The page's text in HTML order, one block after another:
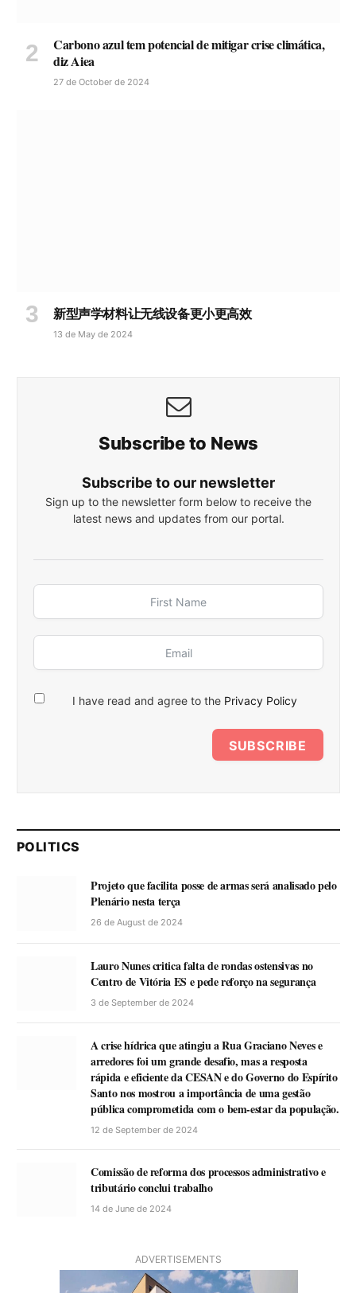
Carbono azul tem potencial de mitigar crise climática,
diz Aiea
27 de October de 2024
新型声学材料让无线设备更小更高效
13 de May de 2024
Subscribe to News
Subscribe to our newsletter
Sign up to the newsletter form below to receive the
latest news and updates from our portal.
I have read and agree to the Privacy Policy
SUBSCRIBE
POLITICS
Projeto que facilita posse de armas será analisado pelo
Plenário nesta terça
26 de August de 2024
Lauro Nunes critica falta de rondas ostensivas no
Centro de Vitória ES e pede reforço na segurança
3 de September de 2024
A crise hídrica que atingiu a Rua Graciano Neves e
arredores foi um grande desafio, mas a resposta
rápida e eficiente da CESAN e do Governo do Espírito
Santo nos mostrou a importância de uma gestão
pública comprometida com o bem-estar da população.
12 de September de 2024
Comissão de reforma dos processos administrativo e
tributário conclui trabalho
14 de June de 2024
ADVERTISEMENTS